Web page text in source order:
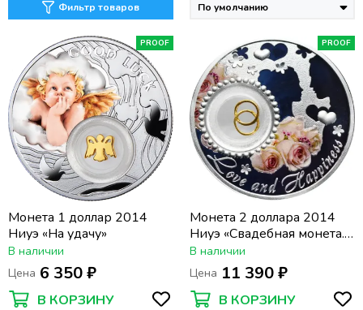
Фильтр товаров
PROOF
Монета 1 доллар 2014
Ниуэ «На удачу»
В наличии
Цена 6 350 ₽
В КОРЗИНУ
PROOF
Монета 2 доллара 2014
Ниуэ «Свадебная монета.
Любовь и счастье» в
футляре с сертификатом
В наличии
Цена 11 390 ₽
В КОРЗИНУ